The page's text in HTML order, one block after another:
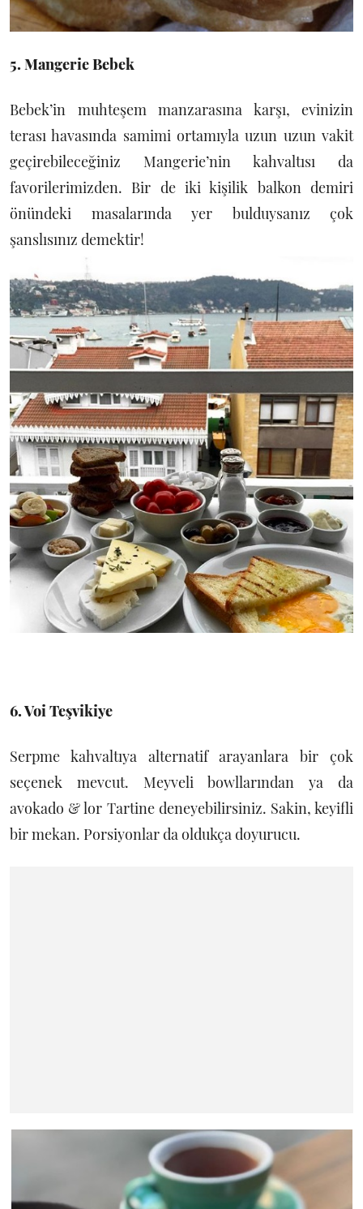
5. Mangerie Bebek
Bebek’in muhteşem manzarasına karşı, evinizin
terası havasında samimi ortamıyla uzun uzun vakit
geçirebileceğiniz Mangerie’nin kahvaltısı da
favorilerimizden. Bir de iki kişilik balkon demiri
önündeki masalarında yer bulduysanız çok
şanslısınız demektir!
6. Voi Teşvikiye
Serpme kahvaltıya alternatif arayanlara bir çok
seçenek mevcut. Meyveli bowllarından ya da
avokado & lor Tartine deneyebilirsiniz. Sakin, keyifli
bir mekan. Porsiyonlar da oldukça doyurucu.